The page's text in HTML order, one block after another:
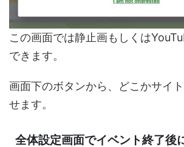
この画面では静止画もしくは
できます。
画面下のボタンから、どこかサイ
せます。
全体設定画面でイベント終了後